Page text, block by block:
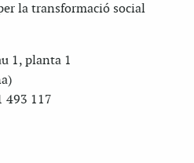
la transformació social
1, planta 1
493 117